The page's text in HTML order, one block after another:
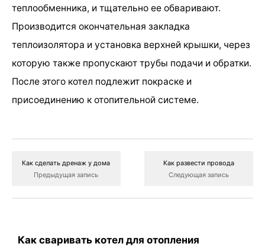
теплообменника, и тщательно ее обваривают.
Производится окончательная закладка
теплоизолятора и установка верхней крышки, через
которую также пропускают трубы подачи и обратки.
После этого котел подлежит покраске и
присоединению к отопительной системе.
Как сделать дренаж у дома
Предыдущая запись
Как развести провода
Следующая запись
Как сваривать котел для отопления